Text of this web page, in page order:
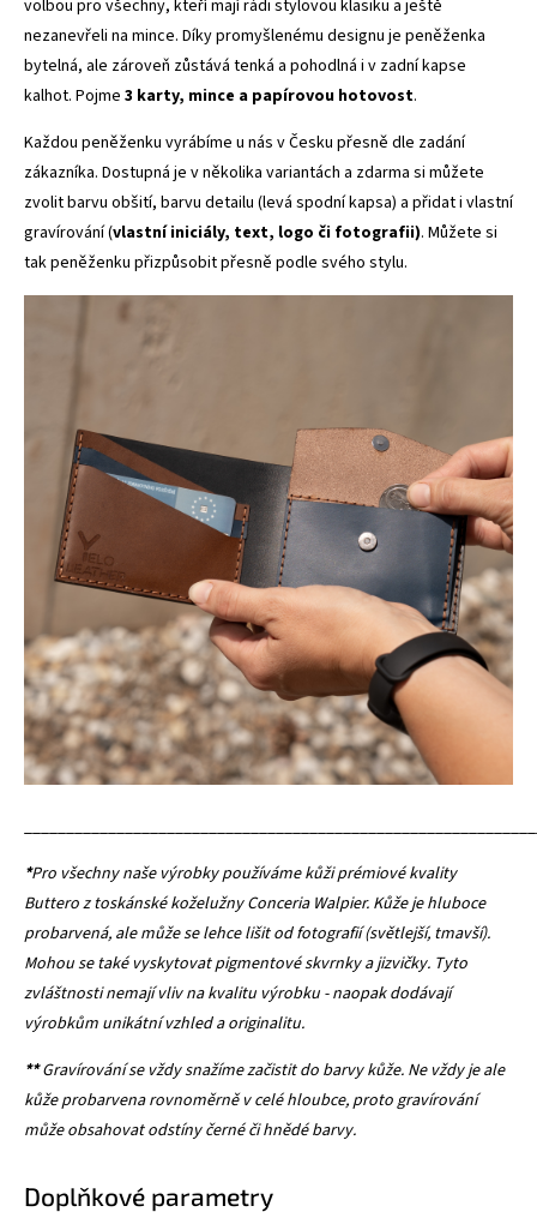
volbou pro všechny, kteří mají rádi stylovou klasiku a ještě
nezanevřeli na mince. Díky promyšlenému designu je peněženka
bytelná, ale zároveň zůstává tenká a pohodlná i v zadní kapse
kalhot. Pojme 3 karty, mince a papírovou hotovost.
Každou peněženku vyrábíme u nás v Česku přesně dle zadání
zákazníka. Dostupná je v několika variantách a zdarma si můžete
zvolit barvu obšití, barvu detailu (levá spodní kapsa) a přidat i vlastní
gravírování (vlastní iniciály, text, logo či fotografii). Můžete si
tak peněženku přizpůsobit přesně podle svého stylu.
*Pro všechny naše výrobky používáme kůži prémiové kvality
Buttero z toskánské koželužny Conceria Walpier. Kůže je hluboce
probarvená, ale může se lehce lišit od fotografií (světlejší, tmavší).
Mohou se také vyskytovat pigmentové skvrnky a jizvičky. Tyto
zvláštnosti nemají vliv na kvalitu výrobku - naopak dodávají
výrobkům unikátní vzhled a originalitu.
**Gravírování se vždy snažíme začistit do barvy kůže. Ne vždy je ale
kůže probarvena rovnoměrně v celé hloubce, proto gravírování
může obsahovat odstíny černé či hnědé barvy.
Doplňkové parametry